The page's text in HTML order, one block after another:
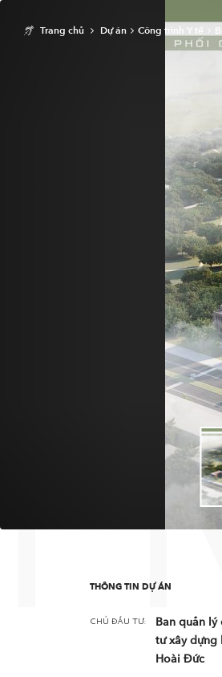
Trang chủ Dự án Công trình Y tế
THÔNG TIN DỰ ÁN
CHỦ ĐẦU TƯ:
Ban quản lý
tư xây dựng
Hoài Đức